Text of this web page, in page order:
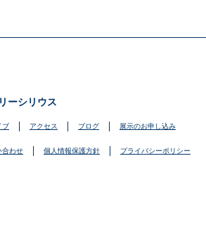
ーシリウス
ブ アクセス ブログ 展示のお申し込み
合わせ 個人情報保護方針 プライバシーポリシー